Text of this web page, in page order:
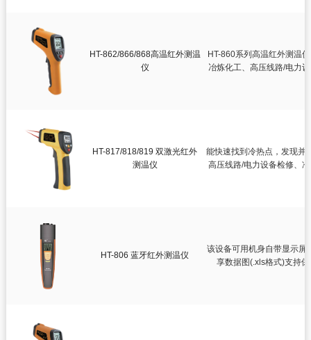
HT-862/866/868高温红外测温
仪
HT-860系列高温红外测温
冶炼化工、高压线路/电力
HT-817/818/819 双激光红外
测温仪
能快速找到冷热点，发现并
高压线路/电力设备检修、
HT-806 蓝牙红外测温仪
该设备可用机身自带显示屏
享数据图(.xls格式)支持